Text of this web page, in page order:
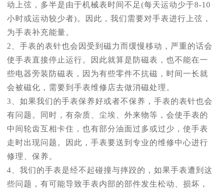
动上弦，多半是由于机械表时间不足(每天运动少于8-10
小时或运动较少者)。因此，我们需要对手表进行上弦，
为手表补充能量。
2、手表的表针也会因受到磁力而缓慢移动，严重的话会
使手表直接停止运行。因此就算是防磁表，也不能在一
些电器旁装防磁表，因为有些零件不抗磁，时间一长就
会被磁化，需要到手表维修店去做消磁处理。
3、如果我们的手表保养好或者不保养，手表的表针也会
有问题。同时，有杂质、尘埃、外来物等，会使手表的
中间轮齿互相卡住，也有部分油面过多或过少，使手表
走时出现问题。因此，手表要送到专业的维修中心进行
修理、保养。
4、我们的手表是经不起碰撞与摔跤的，如果手表遭到这
些问题，有可能导致手表内部的部件发生松动、损坏，